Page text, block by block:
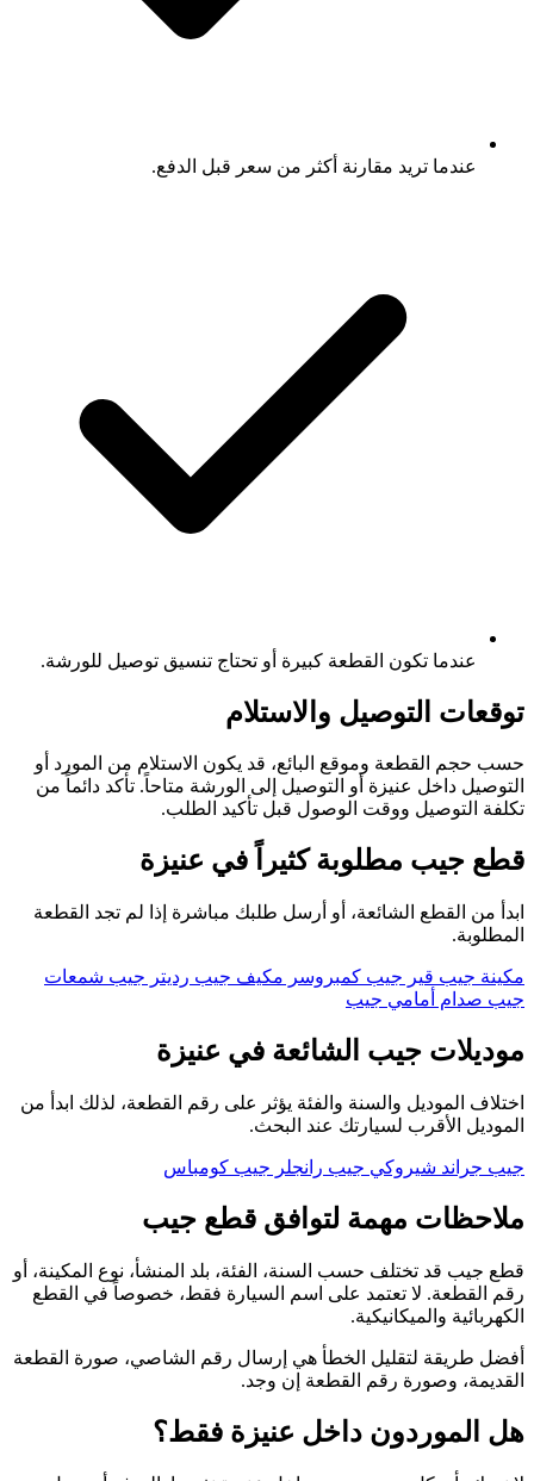
عندما تريد مقارنة أكثر من سعر قبل الدفع.
عندما تكون القطعة كبيرة أو تحتاج تنسيق توصيل للورشة.
توقعات التوصيل والاستلام
حسب حجم القطعة وموقع البائع، قد يكون الاستلام من المورد أو
التوصيل داخل عنيزة أو التوصيل إلى الورشة متاحاً. تأكد دائماً من
تكلفة التوصيل ووقت الوصول قبل تأكيد الطلب.
قطع جيب مطلوبة كثيراً في عنيزة
ابدأ من القطع الشائعة، أو أرسل طلبك مباشرة إذا لم تجد القطعة
المطلوبة.
مكينة جيب قير جيب كمبروسر مكيف جيب رديتر جيب شمعات
جيب صدام أمامي جيب
موديلات جيب الشائعة في عنيزة
اختلاف الموديل والسنة والفئة يؤثر على رقم القطعة، لذلك ابدأ من
الموديل الأقرب لسيارتك عند البحث.
جيب جراند شيروكي جيب رانجلر جيب كومباس
ملاحظات مهمة لتوافق قطع جيب
قطع جيب قد تختلف حسب السنة، الفئة، بلد المنشأ، نوع المكينة، أو
رقم القطعة. لا تعتمد على اسم السيارة فقط، خصوصاً في القطع
الكهربائية والميكانيكية.
أفضل طريقة لتقليل الخطأ هي إرسال رقم الشاصي، صورة القطعة
القديمة، وصورة رقم القطعة إن وجد.
هل الموردون داخل عنيزة فقط؟